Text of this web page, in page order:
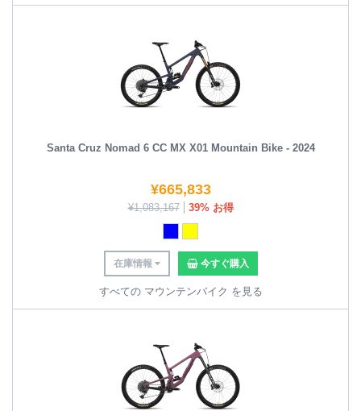
Santa Cruz Nomad 6 CC MX X01 Mountain Bike - 2024
¥665,833
¥1,083,167 39% お得
在庫情報 今すぐ購入
すべての マウンテンバイク を見る